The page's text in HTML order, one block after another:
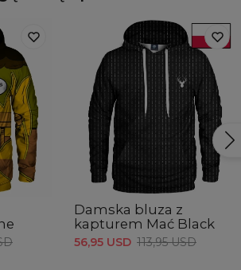
Damska bluza z
kapturem Mać Black
56,95 USD 113,95 USD